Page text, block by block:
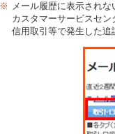
※ メール履歴に表示されな
カスタマーサービスセ
信用取引等で発生した